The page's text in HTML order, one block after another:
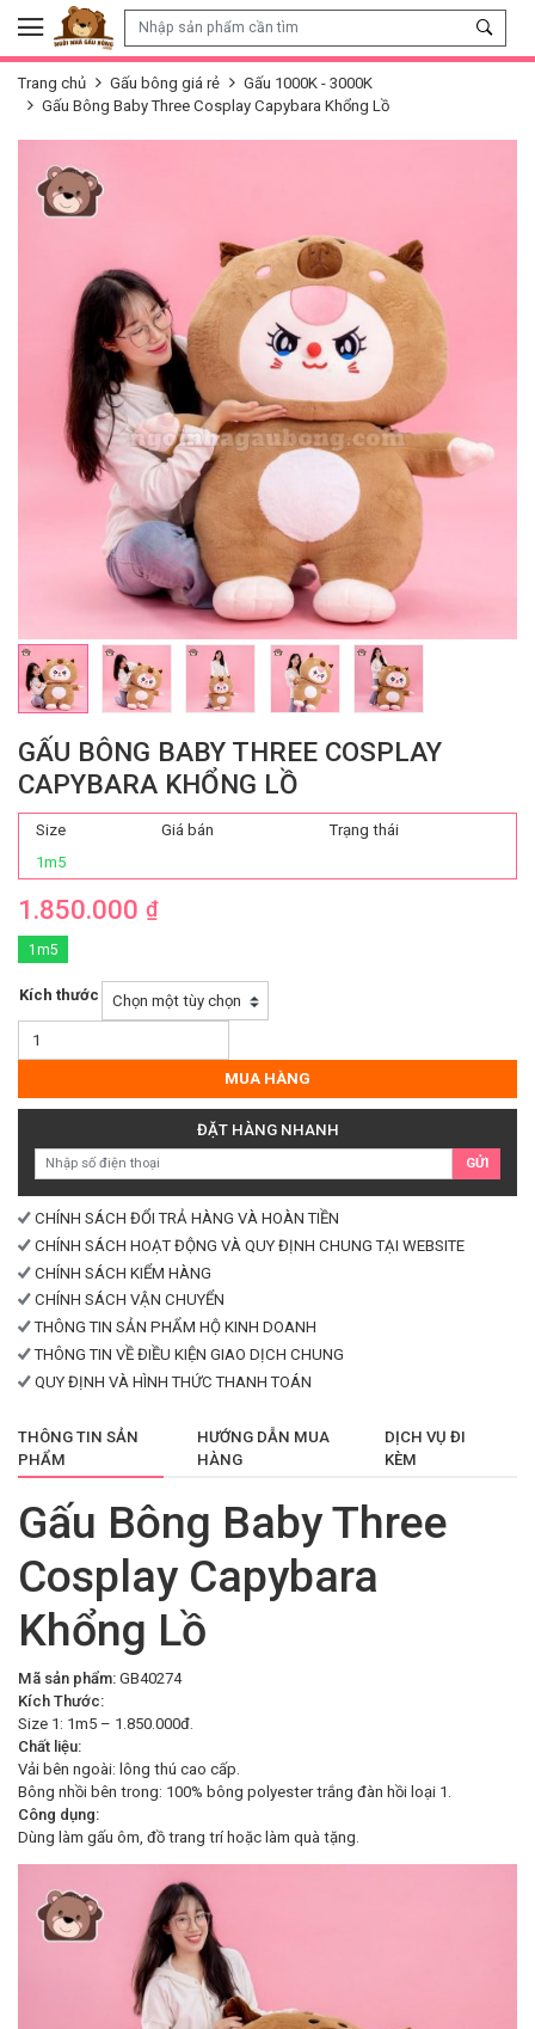
Skip to content
Trang chủ Gấu bông giá rẻ
Gấu 1000K - 3000K
Gấu Bông Baby Three Cosplay Capybara Khổng Lồ
GẤU BÔNG BABY THREE COSPLAY
CAPYBARA KHỔNG LỒ
Size Giá bán
Trạng thái
1m5
1.850.000 ₫
1m5
Kích thước
Gấu
Three
Capybara
Khổng
số
lượng
MUA HÀNG
ĐẶT HÀNG NHANH
GỬI
CHÍNH SÁCH ĐỔI TRẢ HÀNG VÀ HOÀN TIỀN
CHÍNH SÁCH HOẠT ĐỘNG VÀ QUY ĐỊNH CHUNG TẠI WEBSITE
CHÍNH SÁCH KIỂM HÀNG
CHÍNH SÁCH VẬN CHUYỂN
THÔNG TIN SẢN PHẨM HỘ KINH DOANH
THÔNG TIN VỀ ĐIỀU KIỆN GIAO DỊCH CHUNG
QUY ĐỊNH VÀ HÌNH THỨC THANH TOÁN
THÔNG TIN SẢN
PHẨM
HƯỚNG DẪN MUA
HÀNG
DỊCH VỤ ĐI
KÈM
Gấu Bông Baby Three
Cosplay Capybara
Khổng Lồ
Mã sản phẩm: GB40274
Kích Thước:
Size 1: 1m5 – 1.850.000đ.
Chất liệu:
Vải bên ngoài: lông thú cao cấp.
Bông nhồi bên trong: 100% bông polyester trắng đàn hồi loại 1.
Công dụng:
Dùng làm gấu ôm, đồ trang trí hoặc làm quà tặng.